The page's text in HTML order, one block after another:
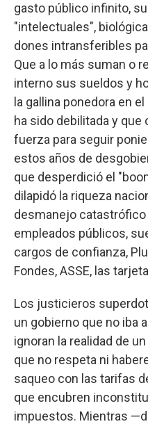
gasto público infinito,
"intelectuales",
dones intransferibles
Que a lo más suman o
interno sus sueldos y
la gallina ponedora en
ha sido debilitada y que
fuerza para seguir
estos años de
que desperdició el
dilapidó la riqueza
desmanejo catastrófico
empleados públicos,
cargos de confianza,
Fondes, ASSE, las
Los justicieros
un gobierno que no iba
ignoran la realidad de
que no respeta ni
saqueo con las tarifas
que encubren
impuestos. Mientras